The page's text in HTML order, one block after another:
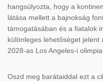
hangsúlyozta, hogy a
látása mellett a bajnokság
támogatásában és a fiatalok
különleges lehetőséget
2028-as Los Angeles-i
Oszd meg barátaiddal ezt a